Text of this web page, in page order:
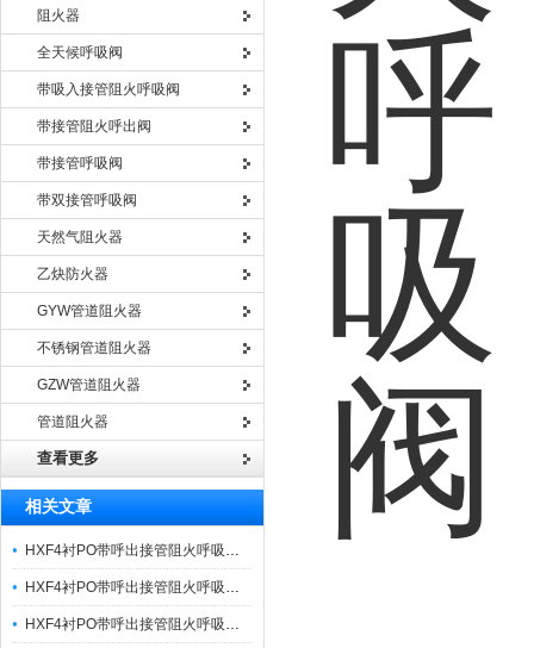
阻火器
全天候呼吸阀
带吸入接管阻火呼吸阀
带接管阻火呼出阀
带接管呼吸阀
带双接管呼吸阀
天然气阻火器
乙炔防火器
GYW管道阻火器
不锈钢管道阻火器
GZW管道阻火器
管道阻火器
查看更多
相关文章
HXF4衬PO带呼出接管阻火呼吸阀HX4之产品特性与工作原理
HXF4衬PO带呼出接管阻火呼吸阀HX4之产品特点及工作原理
HXF4衬PO带呼出接管阻火呼吸阀HX4之主要特性